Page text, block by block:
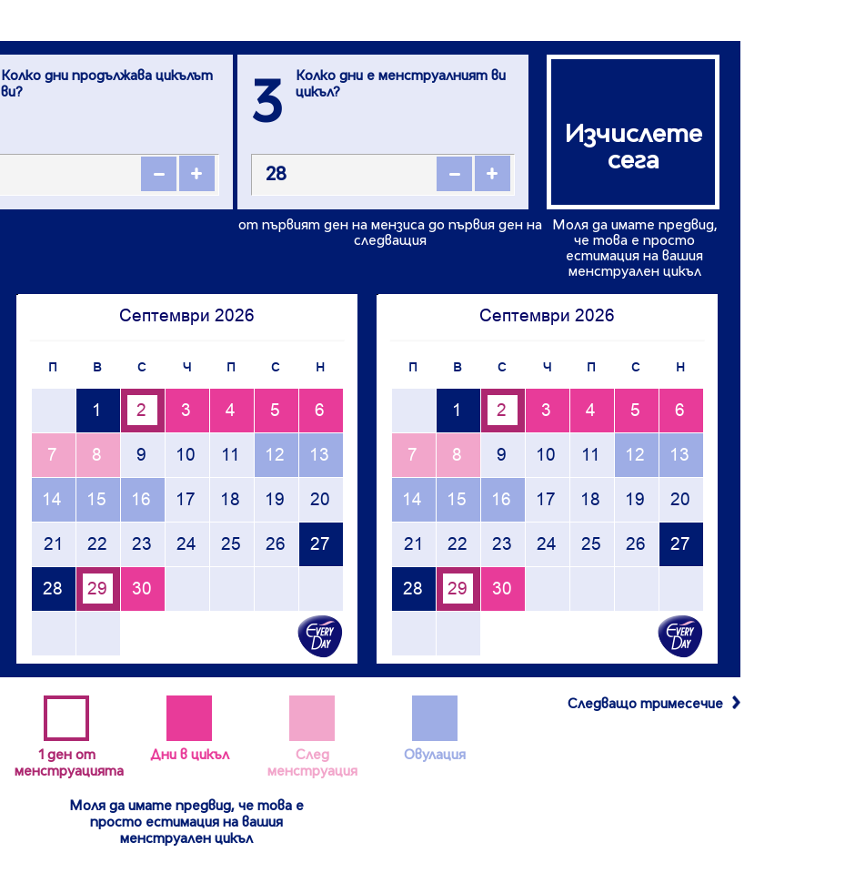
Колко дни продължава цикълът
ви?
3
Колко дни е менструалният ви
цикъл?
от първият ден на мензиса до първия ден на
следващия
Изчислете
сега
Моля да имате предвид,
че това е просто
естимация на вашия
менструален цикъл
1 ден от
менструацията
Дни в цикъл
След
менструация
Овулация
Следващо тримесечие
Моля да имате предвид, че това е
просто естимация на вашия
менструален цикъл